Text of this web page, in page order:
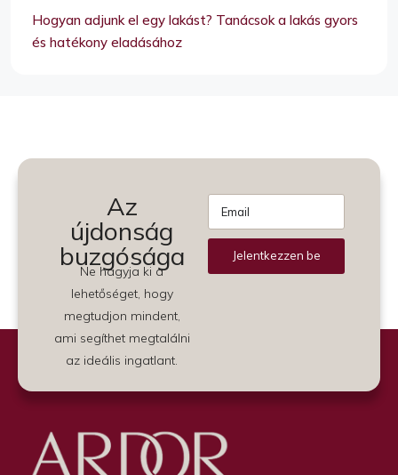
Hogyan adjunk el egy lakást? Tanácsok a lakás gyors
és hatékony eladásához
Az
újdonság
buzgósága
Ne hagyja ki a
lehetőséget, hogy
megtudjon mindent,
ami segíthet megtalálni
az ideális ingatlant.
Jelentkezzen be